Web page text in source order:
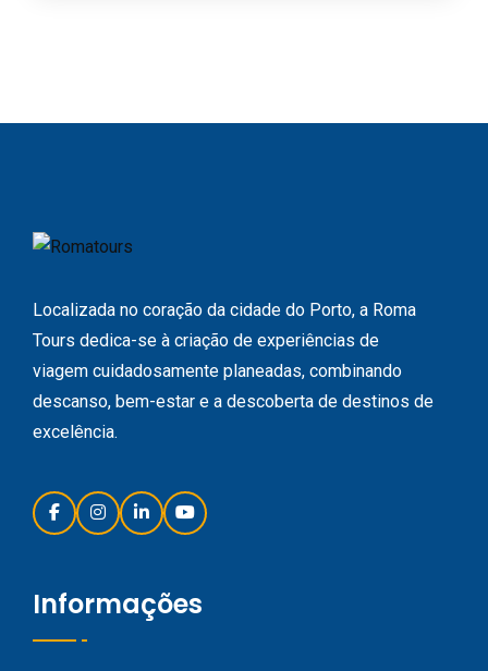
Localizada no coração da cidade do Porto, a Roma
Tours dedica-se à criação de experiências de
viagem cuidadosamente planeadas, combinando
descanso, bem-estar e a descoberta de destinos de
excelência.
Informações